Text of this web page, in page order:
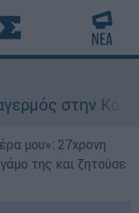
στην Κάρπαθο:
μου»: 27χρονη
της και ζητούσε